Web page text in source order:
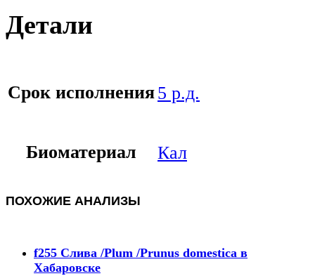
Детали
Срок исполнения5 р.д.
Биоматериал Кал
ПОХОЖИЕ АНАЛИЗЫ
f255 Слива /Plum /Prunus domestica в
Хабаровске